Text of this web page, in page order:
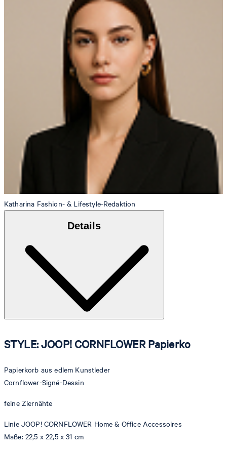
Katharina Fashion- & Lifestyle-Redaktion
Details
STYLE: JOOP! CORNFLOWER Papierko
Papierkorb aus edlem Kunstleder
Cornflower-Signé-Dessin
feine Ziernähte
Linie JOOP! CORNFLOWER Home & Office Accessoires
Maße: 22,5 x 22,5 x 31 cm